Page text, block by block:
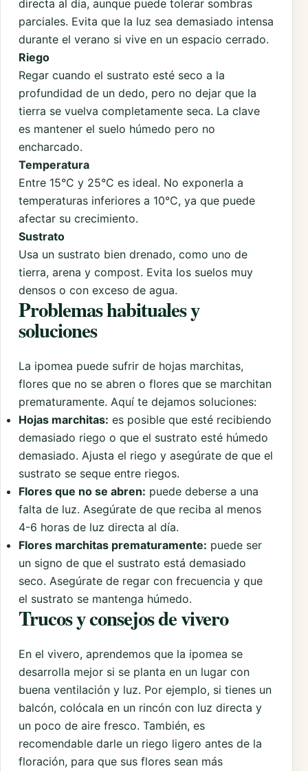
directa al día, aunque puede tolerar sombras
parciales. Evita que la luz sea demasiado intensa
durante el verano si vive en un espacio cerrado.
Riego
Regar cuando el sustrato esté seco a la
profundidad de un dedo, pero no dejar que la
tierra se vuelva completamente seca. La clave
es mantener el suelo húmedo pero no
encharcado.
Temperatura
Entre 15°C y 25°C es ideal. No exponerla a
temperaturas inferiores a 10°C, ya que puede
afectar su crecimiento.
Sustrato
Usa un sustrato bien drenado, como uno de
tierra, arena y compost. Evita los suelos muy
densos o con exceso de agua.
Problemas habituales y
soluciones
La ipomea puede sufrir de hojas marchitas,
flores que no se abren o flores que se marchitan
prematuramente. Aquí te dejamos soluciones:
Hojas marchitas: es posible que esté recibiendo
demasiado riego o que el sustrato esté húmedo
demasiado. Ajusta el riego y asegúrate de que el
sustrato se seque entre riegos.
Flores que no se abren: puede deberse a una
falta de luz. Asegúrate de que reciba al menos
4-6 horas de luz directa al día.
Flores marchitas prematuramente: puede ser
un signo de que el sustrato está demasiado
seco. Asegúrate de regar con frecuencia y que
el sustrato se mantenga húmedo.
Trucos y consejos de vivero
En el vivero, aprendemos que la ipomea se
desarrolla mejor si se planta en un lugar con
buena ventilación y luz. Por ejemplo, si tienes un
balcón, colócala en un rincón con luz directa y
un poco de aire fresco. También, es
recomendable darle un riego ligero antes de la
floración, para que sus flores sean más